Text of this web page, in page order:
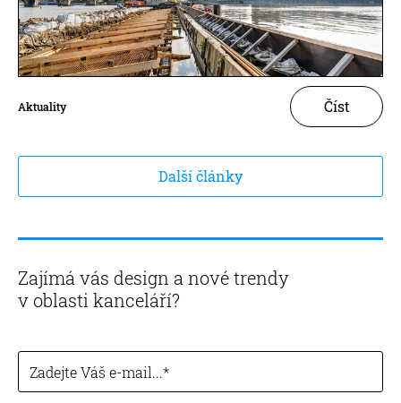
Aktuality Číst
Další články
Zajímá vás design a nové trendy
v oblasti kanceláří?
Zadejte Váš e-mail...